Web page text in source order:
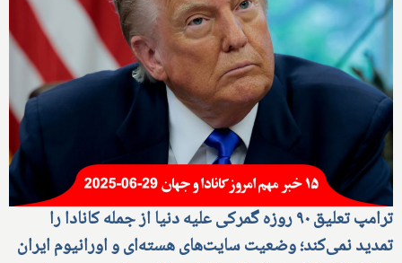
ترامپ تعلیق ۹۰ روزه گمرکی علیه دنیا از جمله کانادا را
تمدید نمی‌کند؛ وضعیت سایت‌های هسته‌ای و اورانیوم ایران